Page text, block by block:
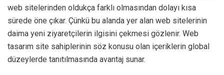
web sitelerinden oldukça farklı olmasından dolayı kısa
sürede öne çıkar. Çünkü bu alanda yer alan web sitelerinin
daima yeni ziyaretçilerin ilgisini çekmesi gözlenir. Web
tasarım site sahiplerinin söz konusu olan içeriklerin global
düzeylerde tanıtılmasında avantaj sunar.